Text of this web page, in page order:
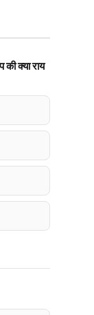
क्या राय